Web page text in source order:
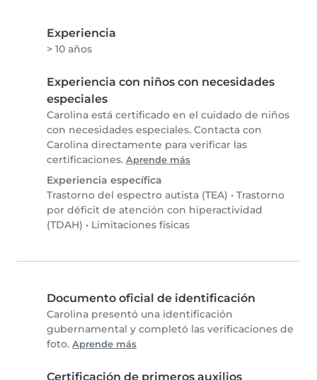
Experiencia
> 10 años
Experiencia con niños con necesidades
especiales
Carolina está certificado en el cuidado de niños
con necesidades especiales. Contacta con
Carolina directamente para verificar las
certificaciones. Aprende más
Experiencia específica
Trastorno del espectro autista (TEA) • Trastorno
por déficit de atención con hiperactividad
(TDAH) • Limitaciones físicas
Documento oficial de identificación
Carolina presentó una identificación
gubernamental y completó las verificaciones de
foto. Aprende más
Certificación de primeros auxilios